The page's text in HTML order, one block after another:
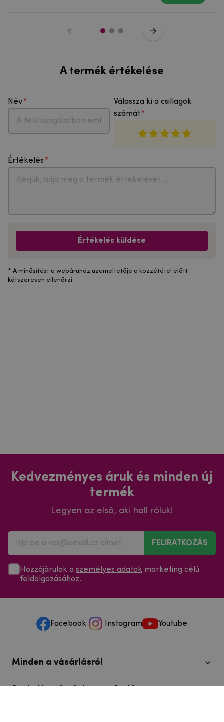
A termék értékelése
Név
Válassza ki a csillagok
számát
Értékelés
Értékelés küldése
* A minősítést a webáruház üzemeltetője a közzététel előtt
kétszeresen ellenőrzi.
Kedvezményes áruk és minden új
termék
Legyen az első, aki hall róluk!
FELIRATKOZÁS
Hozzájárulok a személyes adatok marketing célú
feldolgozásához.
Facebook Instagram Youtube
Minden a vásárlásról